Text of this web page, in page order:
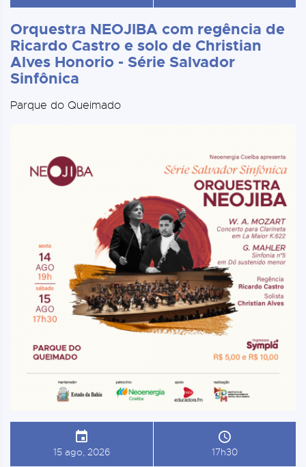
Orquestra NEOJIBA com regência de
Ricardo Castro e solo de Christian
Alves Honorio - Série Salvador
Sinfônica
Parque do Queimado
15 ago, 2026 17h30